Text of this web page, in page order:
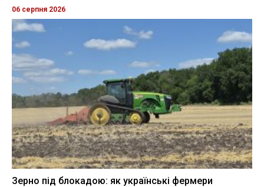
06 серпня 2026
Зерно під блокадою: як українські фермери